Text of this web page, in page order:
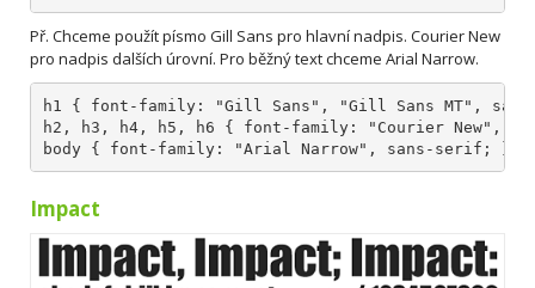
Př. Chceme použít písmo Gill Sans pro hlavní nadpis. Courier New
pro nadpis dalších úrovní. Pro běžný text chceme Arial Narrow.
h1 { font-family: "Gill Sans", "Gill Sans MT",
h2, h3, h4, h5, h6 { font-family: "Courier New",
body { font-family: "Arial Narrow", sans-serif; }
Impact